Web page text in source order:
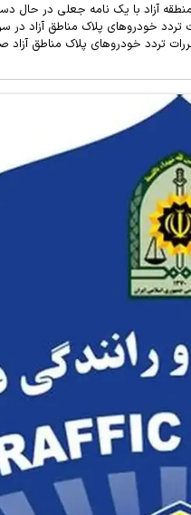
آزاد با یک نامه جعلی در حال
خودروهای پلاک مناطق آزاد در
تردد خودروهای پلاک مناطق آزاد